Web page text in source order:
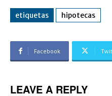
etiquetas hipotecas
Facebook
LEAVE A REPLY